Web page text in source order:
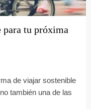
para tu próxima
de viajar sostenible
también una de las